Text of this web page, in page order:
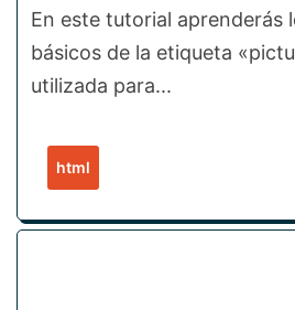
En este tutorial aprenderás
básicos de la etiqueta
utilizada para...
html